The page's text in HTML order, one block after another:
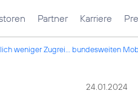
Partner Karriere
weniger Zugrei... bundesweiten
24.01.2024